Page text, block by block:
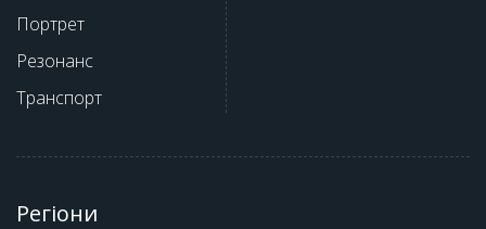
Портрет
Резонанс
Транспорт
Регіони